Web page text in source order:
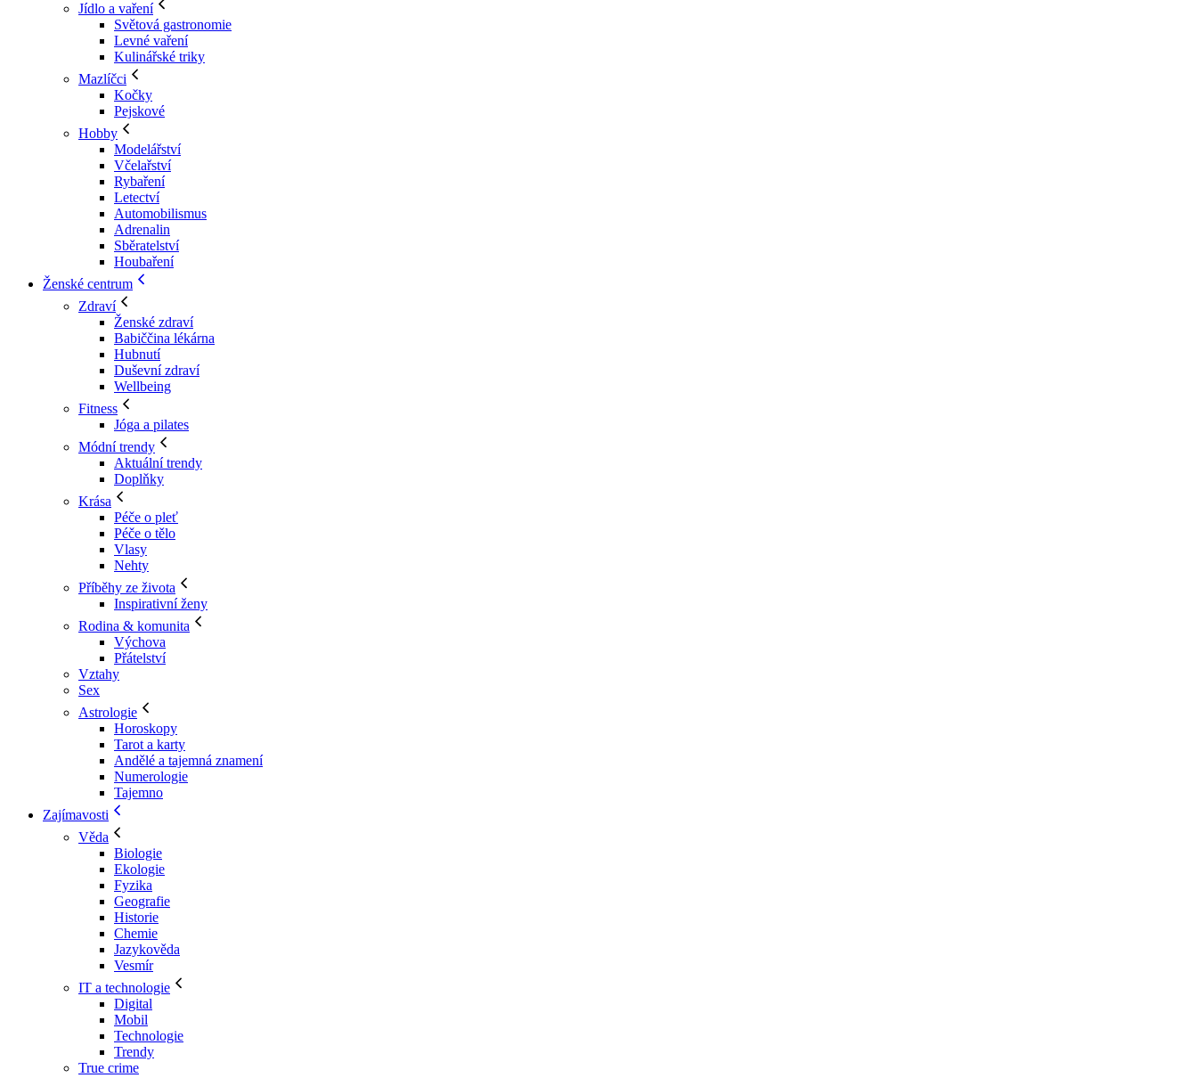
Jídlo a vaření
Světová gastronomie
Levné vaření
Kulinářské triky
Mazlíčci
Kočky
Pejskové
Hobby
Modelářství
Včelařství
Rybaření
Letectví
Automobilismus
Adrenalin
Sběratelství
Houbaření
Ženské centrum
Zdraví
Ženské zdraví
Babiččina lékárna
Hubnutí
Duševní zdraví
Wellbeing
Fitness
Jóga a pilates
Módní trendy
Aktuální trendy
Doplňky
Krása
Péče o pleť
Péče o tělo
Vlasy
Nehty
Příběhy ze života
Inspirativní ženy
Rodina & komunita
Výchova
Přátelství
Vztahy
Sex
Astrologie
Horoskopy
Tarot a karty
Andělé a tajemná znamení
Numerologie
Tajemno
Zajímavosti
Věda
Biologie
Ekologie
Fyzika
Geografie
Historie
Chemie
Jazykověda
Vesmír
IT a technologie
Digital
Mobil
Technologie
Trendy
True crime